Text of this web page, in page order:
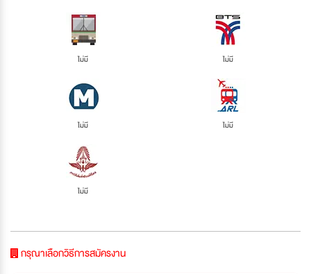
ไม่มี ไม่มี
ไม่มี ไม่มี
ไม่มี
กรุณาเลือกวิธีการสมัครงาน